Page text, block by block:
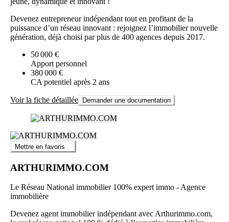
Devenez entrepreneur indépendant tout en profitant de la
puissance d’un réseau innovant : rejoignez l’immobilier nouvelle
génération, déjà choisi par plus de 400 agences depuis 2017.
50 000 €
Apport personnel
380 000 €
CA potentiel après 2 ans
Voir la fiche détaillée Demander une documentation
Mettre en favoris
ARTHURIMMO.COM
Le Réseau National immobilier 100% expert immo - Agence
immobilière
Devenez agent immobilier indépendant avec Arthurimmo.com,